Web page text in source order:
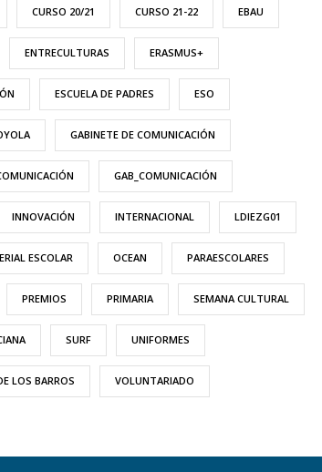
CURSO 20/21 CURSO 21-22 EBAU
ENTRECULTURAS ERASMUS+
ESCUELA DE PADRES ESO
GABINETE DE COMUNICACIÓN
GAB_COMUNICACIÓN
INNOVACIÓN INTERNACIONAL LDIEZG01
ESCOLAR OCEAN PARAESCOLARES
PREMIOS PRIMARIA SEMANA CULTURAL
SURF UNIFORMES
LOS BARROS VOLUNTARIADO